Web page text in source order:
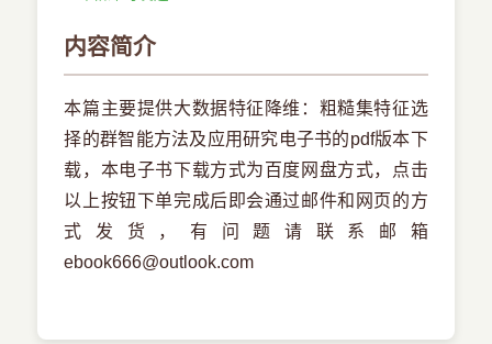
内容简介
本篇主要提供大数据特征降维：粗糙集特征选
择的群智能方法及应用研究电子书的pdf版本下
载，本电子书下载方式为百度网盘方式，点击
以上按钮下单完成后即会通过邮件和网页的方
式发货，有问题请联系邮箱
ebook666@outlook.com